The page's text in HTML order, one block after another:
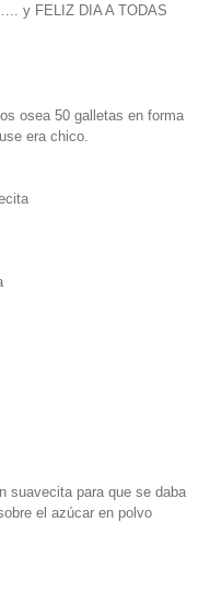
y FELIZ DIA A TODAS
osea 50 galletas en forma
era chico.
suavecita para que se daba
el azúcar en polvo